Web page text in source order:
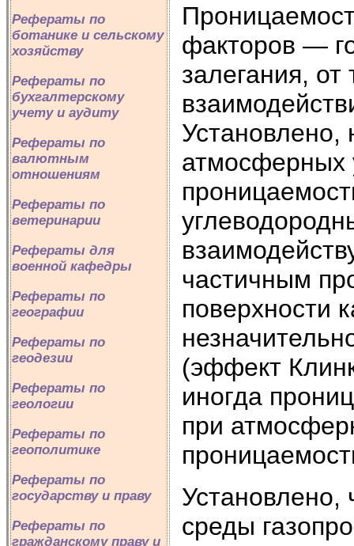
Рефераты по
ботанике и сельскому
хозяйству
Рефераты по
бухгалтерскому
учету и аудиту
Рефераты по
валютным
отношениям
Рефераты по
ветеринарии
Рефераты для
военной кафедры
Рефераты по
географии
Рефераты по
геодезии
Рефераты по
геологии
Рефераты по
геополитике
Рефераты по
государству и праву
Рефераты по
гражданскому праву и
факторов —
залегания,
Установлено,
атмосферных
частичным
поверхности
(эффект
иногда
при
Установлено,
среды